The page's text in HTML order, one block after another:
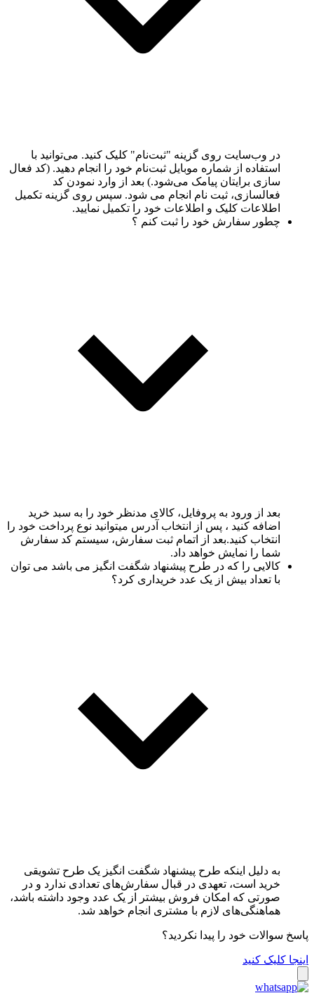
در وب‌سایت روی گزینه "ثبت‌نام" کلیک کنید. می‌توانید با
استفاده از شماره موبایل ثبت‌نام خود را انجام دهید. (کد فعال
سازی برایتان پیامک می‌شود.) بعد از وارد نمودن کد
فعالسازی، ثبت نام انجام می شود. سپس روی گزینه تکمیل
اطلاعات کلیک و اطلاعات خود را تکمیل نمایید.
چطور سفارش خود را ثبت کنم ؟
بعد از ورود به پروفایل، کالای مدنظر خود را به سبد خرید
اضافه کنید ، پس از انتخاب آدرس میتوانید نوع پرداخت خود را
انتخاب کنید.بعد از اتمام ثبت سفارش، سیستم کد سفارش
شما را نمایش خواهد داد.
کالایی را که در طرح پیشنهاد شگفت انگیز می باشد می توان
با تعداد بیش از یک عدد خریداری کرد؟
به دلیل اینکه طرح پیشنهاد شگفت انگیز یک طرح تشویقی
خرید است، تعهدی در قبال سفارش‏‌های تعدادی ندارد و در
صورتی که امکان فروش بیشتر از یک عدد وجود داشته باشد،
هماهنگی‏‌های لازم با مشتری انجام خواهد شد.
پاسخ سوالات خود را پیدا نکردید؟
اینجا کلیک کنید